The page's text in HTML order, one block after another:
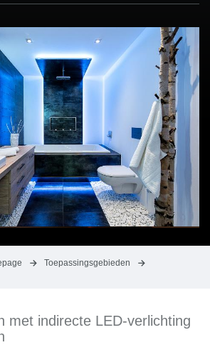
Toepassingsgebieden
met indirecte LED-verlichting